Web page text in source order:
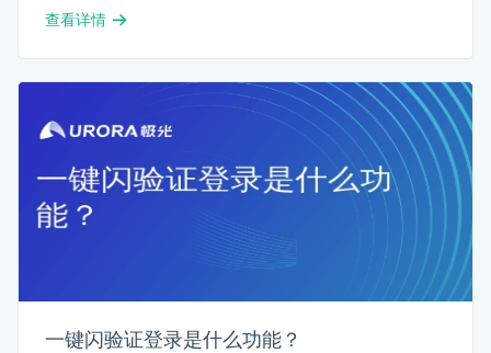
查看详情
一键闪验证登录是什么功能？